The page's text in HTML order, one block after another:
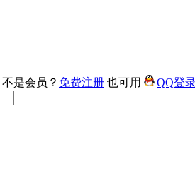
不是会员？ 免费注册 也可用 QQ登